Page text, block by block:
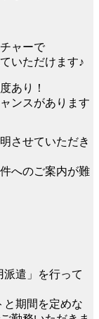
ャーで
いただけます♪
あり！
ンスがあります
させていただき
へのご案内が難
遣」を行って
期間を定めな